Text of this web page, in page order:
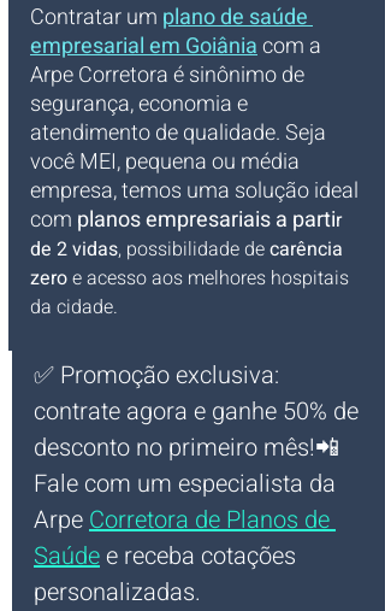
Contratar um plano de saúde
empresarial em Goiânia com a
Arpe Corretora é sinônimo de
segurança, economia e
atendimento de qualidade. Seja
você MEI, pequena ou média
empresa, temos uma solução ideal
com planos empresariais a partir
de 2 vidas, possibilidade de carência
zero e acesso aos melhores hospitais
da cidade.
✅ Promoção exclusiva:
contrate agora e ganhe 50% de
desconto no primeiro mês!📲
Fale com um especialista da
Arpe Corretora de Planos de
Saúde e receba cotações
personalizadas.